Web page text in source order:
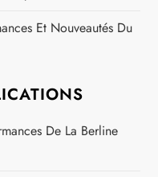
Et Nouveautés Du
De La Berline